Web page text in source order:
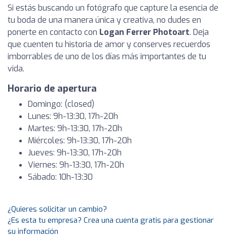
Si estás buscando un fotógrafo que capture la esencia de
tu boda de una manera única y creativa, no dudes en
ponerte en contacto con Logan Ferrer Photoart. Deja
que cuenten tu historia de amor y conserves recuerdos
imborrables de uno de los días más importantes de tu
vida.
Horario de apertura
Domingo: (closed)
Lunes: 9h-13:30, 17h-20h
Martes: 9h-13:30, 17h-20h
Miércoles: 9h-13:30, 17h-20h
Jueves: 9h-13:30, 17h-20h
Viernes: 9h-13:30, 17h-20h
Sábado: 10h-13:30
¿Quieres solicitar un cambio?
¿Es esta tu empresa? Crea una cuenta gratis para gestionar
su información